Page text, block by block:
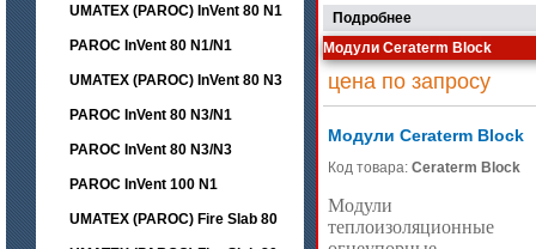
UMATEX (PAROC) InVent 80 N1
PAROC InVent 80 N1/N1
UMATEX (PAROC) InVent 80 N3
PAROC InVent 80 N3/N1
PAROC InVent 80 N3/N3
PAROC InVent 100 N1
UMATEX (PAROC) Fire Slab 80
Подробнее
Модули Ceraterm Block
цена по запросу
Модули Ceraterm Block
Код товара: Ceraterm Block
Модули
теплоизоляционные